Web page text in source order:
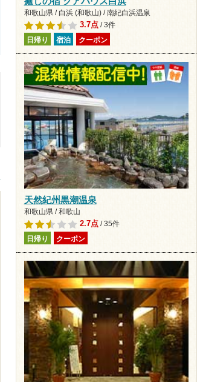
和歌山県 / 白浜 (和歌山) / 南紀白浜温泉
3.7点/ 3件
日帰り 宿泊 クーポン
天然紀州黒潮温泉
和歌山県 / 和歌山
2.7点/ 35件
日帰り クーポン